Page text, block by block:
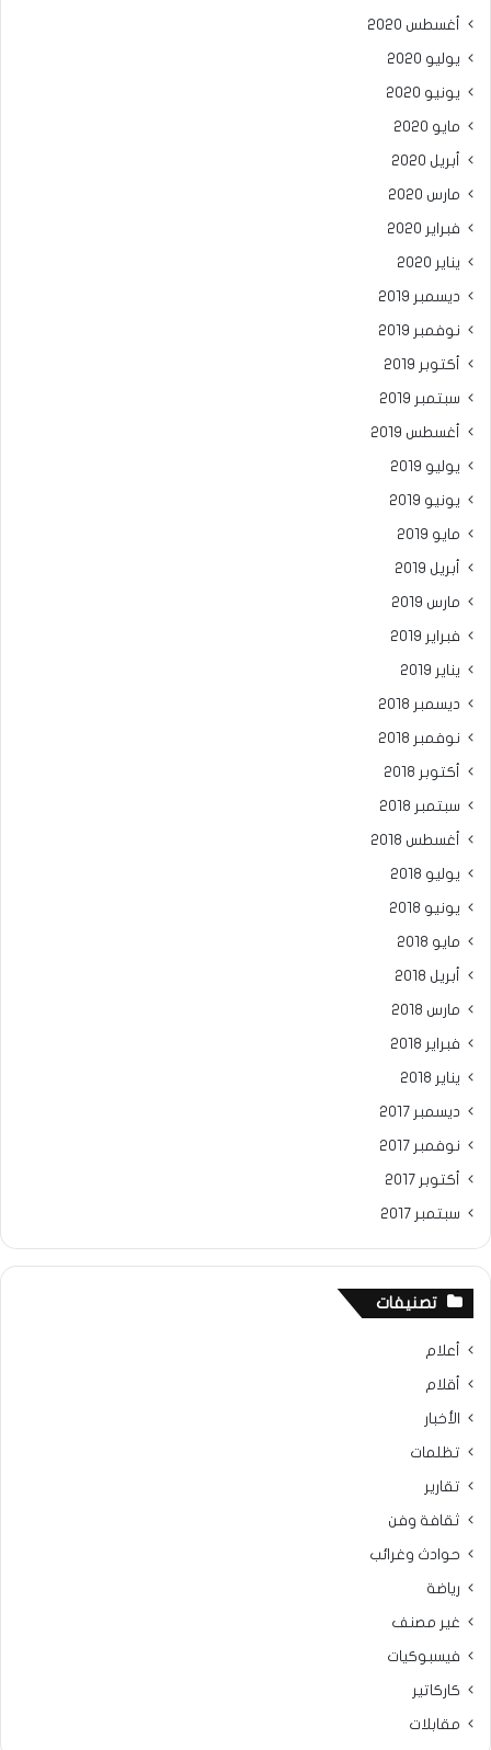
أغسطس 2020
يوليو 2020
يونيو 2020
مايو 2020
أبريل 2020
مارس 2020
فبراير 2020
يناير 2020
ديسمبر 2019
نوفمبر 2019
أكتوبر 2019
سبتمبر 2019
أغسطس 2019
يوليو 2019
يونيو 2019
مايو 2019
أبريل 2019
مارس 2019
فبراير 2019
يناير 2019
ديسمبر 2018
نوفمبر 2018
أكتوبر 2018
سبتمبر 2018
أغسطس 2018
يوليو 2018
يونيو 2018
مايو 2018
أبريل 2018
مارس 2018
فبراير 2018
يناير 2018
ديسمبر 2017
نوفمبر 2017
أكتوبر 2017
سبتمبر 2017
تصنيفات
أعلام
أقلام
الأخبار
تظلمات
تقارير
ثقافة وفن
حوادث وغرائب
رياضة
غير مصنف
فيسبوكيات
كاركاتير
مقابلات